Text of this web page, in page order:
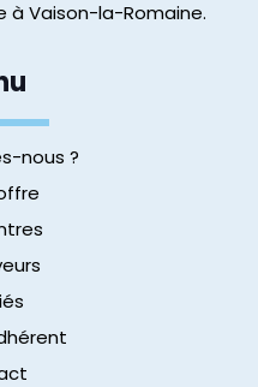
à Vaison-la-Romaine.
nous ?